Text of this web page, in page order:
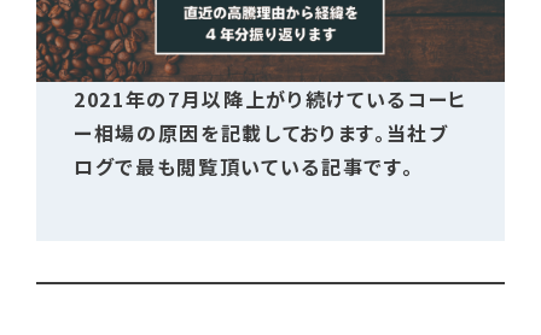
2021年の7月以降上がり続けているコーヒ
ー相場の原因を記載しております。当社ブ
ログで最も閲覧頂いている記事です。